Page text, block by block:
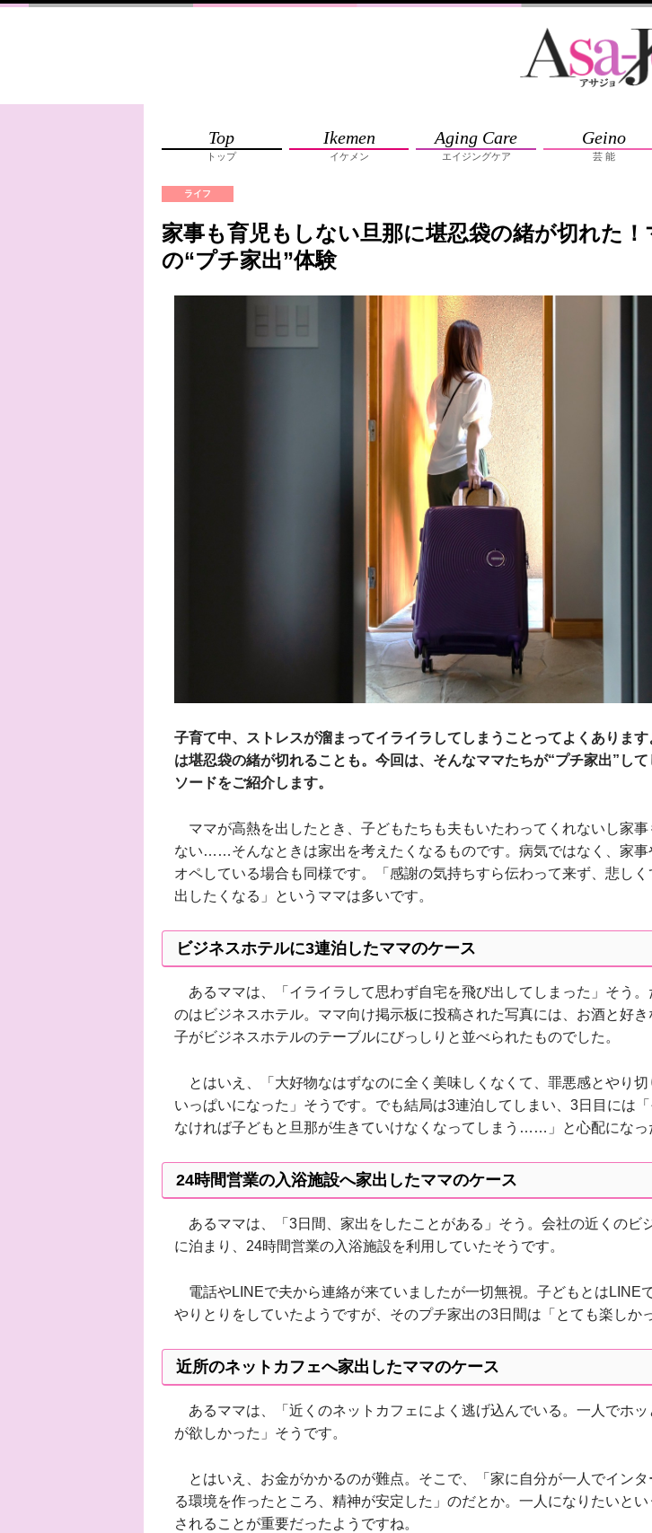
Top
トップ
Ikemen
イケメン
Aging Care
エイジングケア
Geino
芸 能
ライフ
家事も育児もしない旦那に堪忍袋の緒が切れた！
の“プチ家出”体験
子育て中、ストレスが溜まってイライラしてしまうことってよくあります
は堪忍袋の緒が切れることも。今回は、そんなママたちが“プチ家出”し
ソードをご紹介します。
ママが高熱を出したとき、子どもたちも夫もいたわってくれないし家事
ない……そんなときは家出を考えたくなるものです。病気ではなく、家事
オペしている場合も同様です。「感謝の気持ちすら伝わって来ず、悲し
出したくなる」というママは多いです。
ビジネスホテルに3連泊したママのケース
あるママは、「イライラして思わず自宅を飛び出してしまった」そう。
のはビジネスホテル。ママ向け掲示板に投稿された写真には、お酒と好
子がビジネスホテルのテーブルにびっしりと並べられたものでした。
とはいえ、「大好物なはずなのに全く美味しくなくて、罪悪感とやり切
いっぱいになった」そうです。でも結局は3連泊してしまい、3日目には
なければ子どもと旦那が生きていけなくなってしまう……」と心配になっ
24時間営業の入浴施設へ家出したママのケース
あるママは、「3日間、家出をしたことがある」そう。会社の近くのビ
に泊まり、24時間営業の入浴施設を利用していたそうです。
電話やLINEで夫から連絡が来ていましたが一切無視。子どもとはLINE
やりとりをしていたようですが、そのプチ家出の3日間は「とても楽しか
近所のネットカフェへ家出したママのケース
あるママは、「近くのネットカフェによく逃げ込んでいる。一人でホッ
が欲しかった」そうです。
とはいえ、お金がかかるのが難点。そこで、「家に自分が一人でインタ
る環境を作ったところ、精神が安定した」のだとか。一人になりたいとい
されることが重要だったようですね。